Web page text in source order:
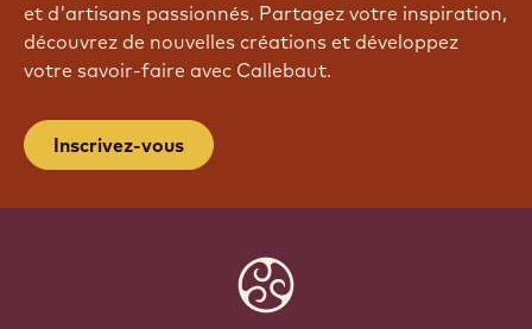
et d'artisans passionnés. Partagez votre inspiration,
découvrez de nouvelles créations et développez
votre savoir-faire avec Callebaut.
Inscrivez-vous